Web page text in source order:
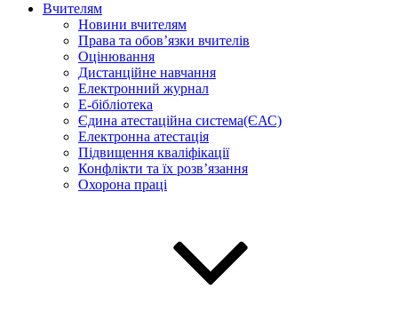
Вчителям
Новини вчителям
Права та обов’язки вчителів
Оцінювання
Дистанційне навчання
Електронний журнал
E-бібліотека
Єдина атестаційна система(ЄАС)
Електронна атестація
Підвищення кваліфікації
Конфлікти та їх розв’язання
Охорона праці